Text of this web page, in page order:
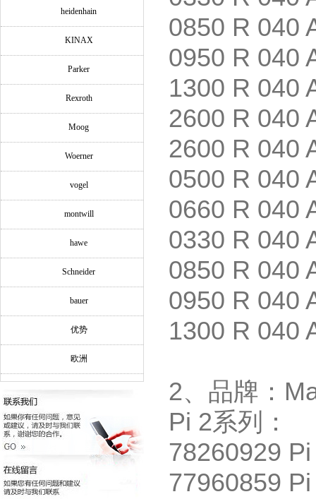
heidenhain
KINAX
Parker
Rexroth
Moog
Woerner
vogel
montwill
hawe
Schneider
bauer
优势
欧洲
0850 R 040
0950 R 040
1300 R 040
2600 R 040
2600 R 040
0500 R 040
0660 R 040
0330 R 040
0850 R 040
0950 R 040
1300 R 040
2、品牌：
Pi 2系列：
78260929
77960859